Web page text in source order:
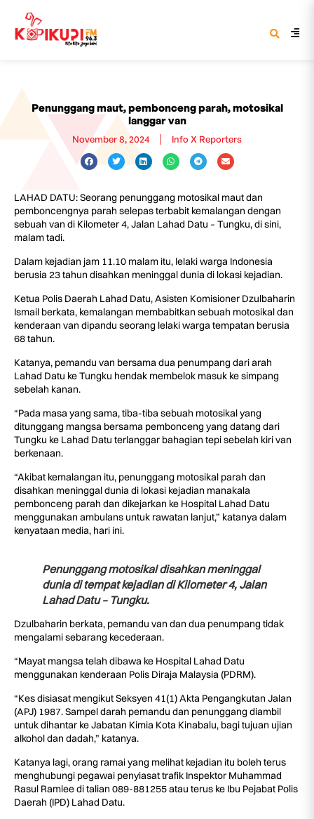
Penunggang maut, pembonceng parah, motosikal
langgar van
November 8, 2024 Info X Reporters
LAHAD DATU: Seorang penunggang motosikal maut dan
pemboncengnya parah selepas terbabit kemalangan dengan
sebuah van di Kilometer 4, Jalan Lahad Datu – Tungku, di sini,
malam tadi.
Dalam kejadian jam 11.10 malam itu, lelaki warga Indonesia
berusia 23 tahun disahkan meninggal dunia di lokasi kejadian.
Ketua Polis Daerah Lahad Datu, Asisten Komisioner Dzulbaharin
Ismail berkata, kemalangan membabitkan sebuah motosikal dan
kenderaan van dipandu seorang lelaki warga tempatan berusia
68 tahun.
Katanya, pemandu van bersama dua penumpang dari arah
Lahad Datu ke Tungku hendak membelok masuk ke simpang
sebelah kanan.
“Pada masa yang sama, tiba-tiba sebuah motosikal yang
ditunggang mangsa bersama pembonceng yang datang dari
Tungku ke Lahad Datu terlanggar bahagian tepi sebelah kiri van
berkenaan.
“Akibat kemalangan itu, penunggang motosikal parah dan
disahkan meninggal dunia di lokasi kejadian manakala
pembonceng parah dan dikejarkan ke Hospital Lahad Datu
menggunakan ambulans untuk rawatan lanjut,” katanya dalam
kenyataan media, hari ini.
Penunggang motosikal disahkan meninggal
dunia di tempat kejadian di Kilometer 4, Jalan
Lahad Datu – Tungku.
Dzulbaharin berkata, pemandu van dan dua penumpang tidak
mengalami sebarang kecederaan.
“Mayat mangsa telah dibawa ke Hospital Lahad Datu
menggunakan kenderaan Polis Diraja Malaysia (PDRM).
“Kes disiasat mengikut Seksyen 41(1) Akta Pengangkutan Jalan
(APJ) 1987. Sampel darah pemandu dan penunggang diambil
untuk dihantar ke Jabatan Kimia Kota Kinabalu, bagi tujuan ujian
alkohol dan dadah,” katanya.
Katanya lagi, orang ramai yang melihat kejadian itu boleh terus
menghubungi pegawai penyiasat trafik Inspektor Muhammad
Rasul Ramlee di talian 089-881255 atau terus ke Ibu Pejabat Polis
Daerah (IPD) Lahad Datu.